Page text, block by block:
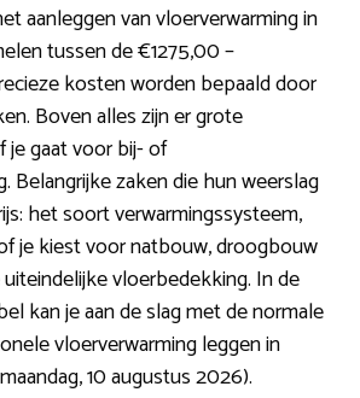
aanleggen van vloerverwarming in
tussen de €1275,00 –
kosten worden bepaald door
Boven alles zijn er grote
je gaat voor bij- of
Belangrijke zaken die hun weerslag
het soort verwarmingssysteem,
je kiest voor natbouw, droogbouw
vloerbedekking. In de
kan je aan de slag met de normale
vloerverwarming leggen in
10 augustus 2026).